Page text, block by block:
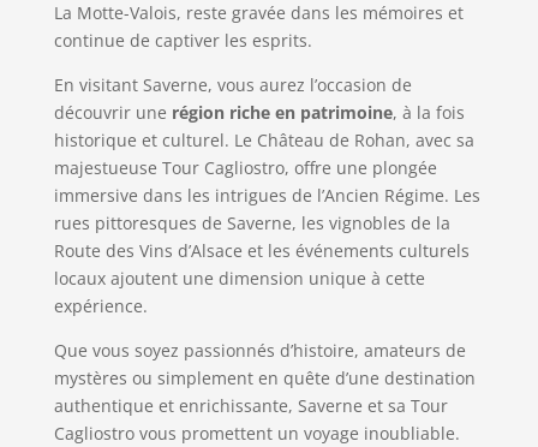
La Motte-Valois, reste gravée dans les mémoires et
continue de captiver les esprits.
En visitant Saverne, vous aurez l’occasion de
découvrir une région riche en patrimoine, à la fois
historique et culturel. Le Château de Rohan, avec sa
majestueuse Tour Cagliostro, offre une plongée
immersive dans les intrigues de l’Ancien Régime. Les
rues pittoresques de Saverne, les vignobles de la
Route des Vins d’Alsace et les événements culturels
locaux ajoutent une dimension unique à cette
expérience.
Que vous soyez passionnés d’histoire, amateurs de
mystères ou simplement en quête d’une destination
authentique et enrichissante, Saverne et sa Tour
Cagliostro vous promettent un voyage inoubliable.